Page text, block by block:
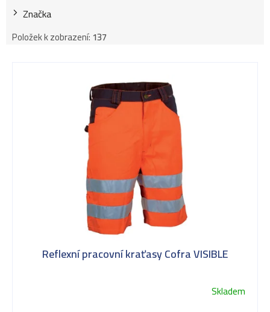
Značka
Položek k zobrazení:137
Reflexní pracovní kraťasy Cofra VISIBLE
Skladem